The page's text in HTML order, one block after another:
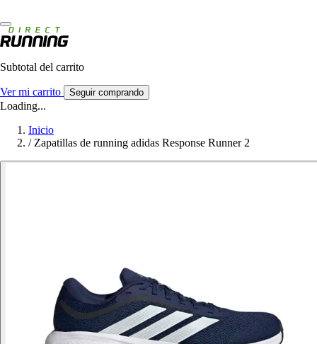
Subtotal del carrito
Ver mi carrito Seguir comprando
Loading...
Inicio
/ Zapatillas de running adidas Response Runner 2